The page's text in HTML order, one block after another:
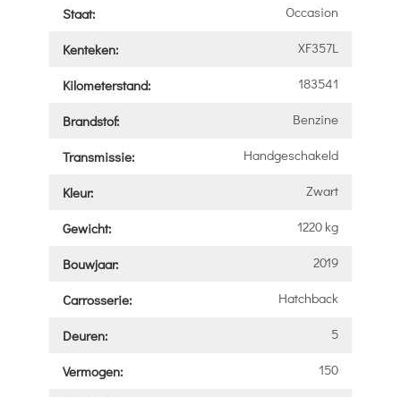
Staat: Occasion
Kenteken: XF357L
Kilometerstand: 183541
Brandstof: Benzine
Transmissie: Handgeschakeld
Kleur: Zwart
Gewicht: 1220 kg
Bouwjaar: 2019
Carrosserie: Hatchback
Deuren: 5
Vermogen: 150